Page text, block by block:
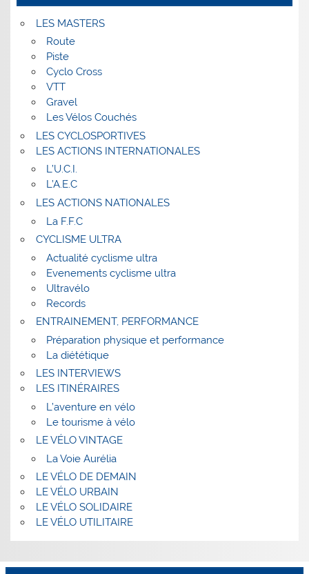
LES MASTERS
Route
Piste
Cyclo Cross
VTT
Gravel
Les Vélos Couchés
LES CYCLOSPORTIVES
LES ACTIONS INTERNATIONALES
L’U.C.I.
L’A.E.C
LES ACTIONS NATIONALES
La F.F.C
CYCLISME ULTRA
Actualité cyclisme ultra
Evenements cyclisme ultra
Ultravélo
Records
ENTRAINEMENT, PERFORMANCE
Préparation physique et performance
La diététique
LES INTERVIEWS
LES ITINÉRAIRES
L’aventure en vélo
Le tourisme à vélo
LE VÉLO VINTAGE
La Voie Aurélia
LE VÉLO DE DEMAIN
LE VÉLO URBAIN
LE VÉLO SOLIDAIRE
LE VÉLO UTILITAIRE